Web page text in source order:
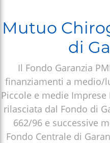
Mutuo
di
Il Fondo Garanzia
finanziamenti a medio/
Piccole e medie
rilasciata dal Fondo di
662/96 e successive
Fondo Centrale di